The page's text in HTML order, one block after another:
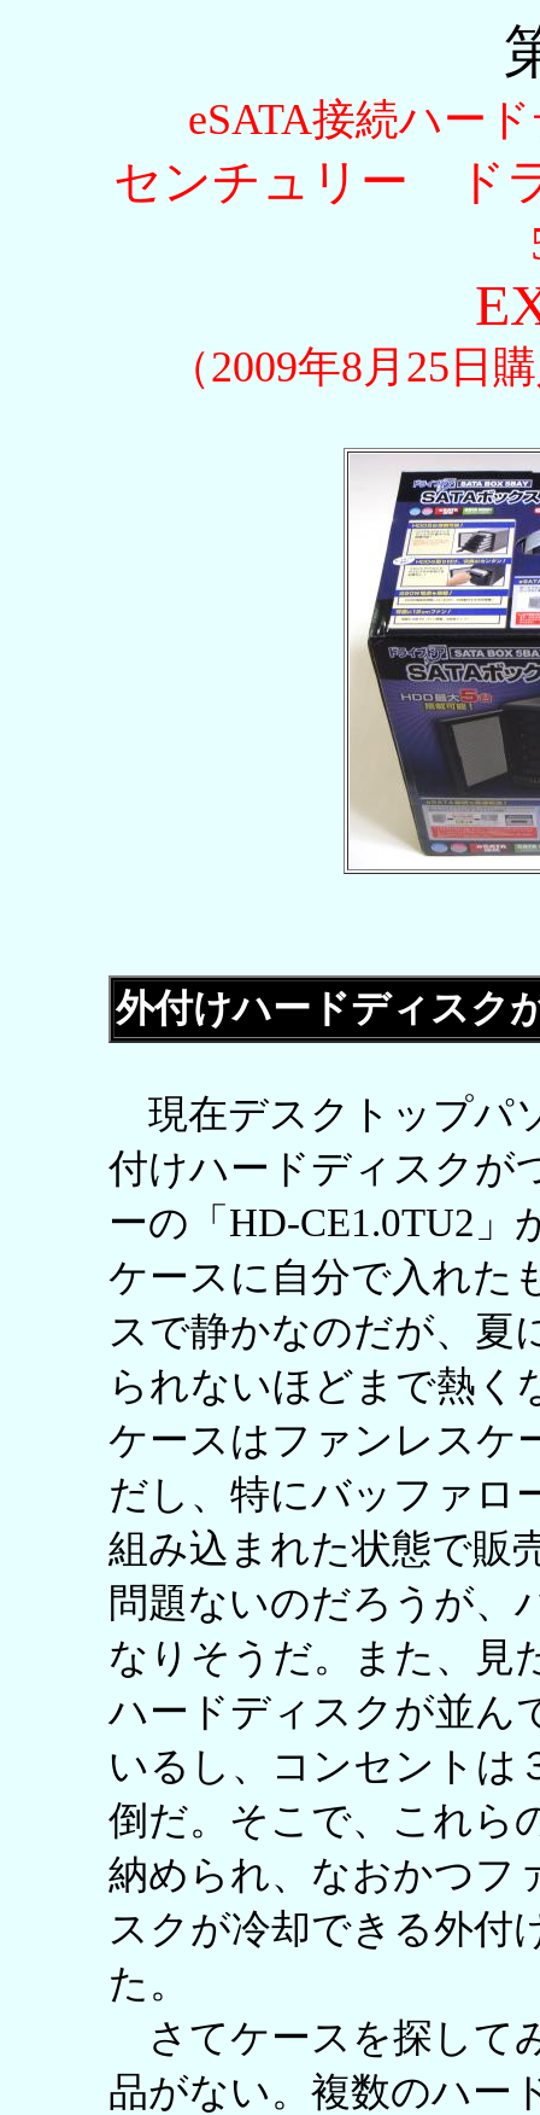
eSATA接続ハー
センチュリー ド
（2009年8月25日
外付けハードディスク
現在デスクトップパ
付けハードディスクが
ーの「HD-CE1.0TU2
ケースに自分で入れた
スで静かなのだが、夏
られないほどまで熱く
ケースはファンレスケ
だし、特にバッファロ
組み込まれた状態で販
問題ないのだろうが、
なりそうだ。また、見
ハードディスクが並ん
いるし、コンセントは
倒だ。そこで、これら
納められ、なおかつフ
スクが冷却できる外付
た。
さてケースを探して
品がない。複数のハー